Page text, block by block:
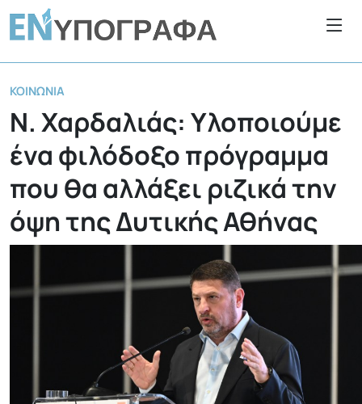
ΚΟΙΝΩΝΊΑ
Ν. Χαρδαλιάς: Υλοποιούμε
ένα φιλόδοξο πρόγραμμα
που θα αλλάξει ριζικά την
όψη της Δυτικής Αθήνας